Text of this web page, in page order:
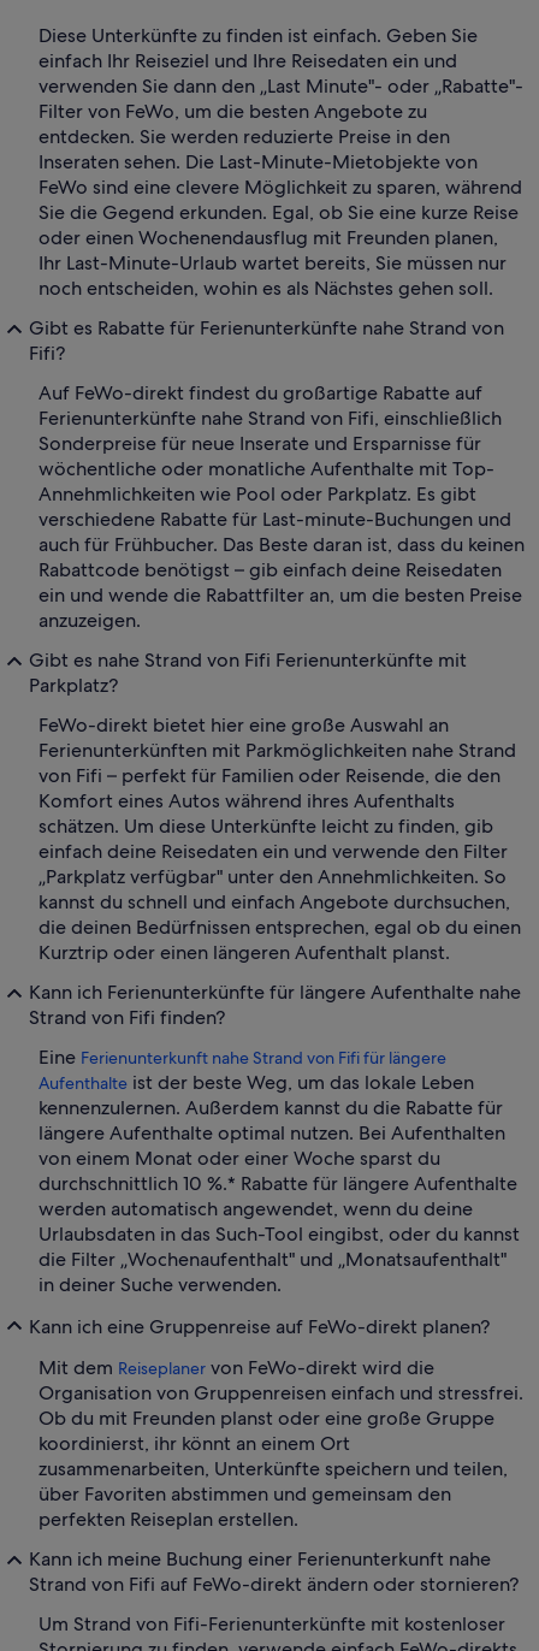
Diese Unterkünfte zu finden ist einfach. Geben Sie
einfach Ihr Reiseziel und Ihre Reisedaten ein und
verwenden Sie dann den „Last Minute"- oder „Rabatte"-
Filter von FeWo, um die besten Angebote zu
entdecken. Sie werden reduzierte Preise in den
Inseraten sehen. Die Last-Minute-Mietobjekte von
FeWo sind eine clevere Möglichkeit zu sparen, während
Sie die Gegend erkunden. Egal, ob Sie eine kurze Reise
oder einen Wochenendausflug mit Freunden planen,
Ihr Last-Minute-Urlaub wartet bereits, Sie müssen nur
noch entscheiden, wohin es als Nächstes gehen soll.
Gibt es Rabatte für Ferienunterkünfte nahe Strand von
Fifi?
Auf FeWo-direkt findest du großartige Rabatte auf
Ferienunterkünfte nahe Strand von Fifi, einschließlich
Sonderpreise für neue Inserate und Ersparnisse für
wöchentliche oder monatliche Aufenthalte mit Top-
Annehmlichkeiten wie Pool oder Parkplatz. Es gibt
verschiedene Rabatte für Last-minute-Buchungen und
auch für Frühbucher. Das Beste daran ist, dass du keinen
Rabattcode benötigst – gib einfach deine Reisedaten
ein und wende die Rabattfilter an, um die besten Preise
anzuzeigen.
Gibt es nahe Strand von Fifi Ferienunterkünfte mit
Parkplatz?
FeWo-direkt bietet hier eine große Auswahl an
Ferienunterkünften mit Parkmöglichkeiten nahe Strand
von Fifi – perfekt für Familien oder Reisende, die den
Komfort eines Autos während ihres Aufenthalts
schätzen. Um diese Unterkünfte leicht zu finden, gib
einfach deine Reisedaten ein und verwende den Filter
„Parkplatz verfügbar" unter den Annehmlichkeiten. So
kannst du schnell und einfach Angebote durchsuchen,
die deinen Bedürfnissen entsprechen, egal ob du einen
Kurztrip oder einen längeren Aufenthalt planst.
Kann ich Ferienunterkünfte für längere Aufenthalte nahe
Strand von Fifi finden?
Eine Ferienunterkunft nahe Strand von Fifi für längere
Aufenthalte ist der beste Weg, um das lokale Leben
kennenzulernen. Außerdem kannst du die Rabatte für
längere Aufenthalte optimal nutzen. Bei Aufenthalten
von einem Monat oder einer Woche sparst du
durchschnittlich 10 %.* Rabatte für längere Aufenthalte
werden automatisch angewendet, wenn du deine
Urlaubsdaten in das Such-Tool eingibst, oder du kannst
die Filter „Wochenaufenthalt" und „Monatsaufenthalt"
in deiner Suche verwenden.
Kann ich eine Gruppenreise auf FeWo-direkt planen?
Mit dem Reiseplaner von FeWo-direkt wird die
Organisation von Gruppenreisen einfach und stressfrei.
Ob du mit Freunden planst oder eine große Gruppe
koordinierst, ihr könnt an einem Ort
zusammenarbeiten, Unterkünfte speichern und teilen,
über Favoriten abstimmen und gemeinsam den
perfekten Reiseplan erstellen.
Kann ich meine Buchung einer Ferienunterkunft nahe
Strand von Fifi auf FeWo-direkt ändern oder stornieren?
Um Strand von Fifi-Ferienunterkünfte mit kostenloser